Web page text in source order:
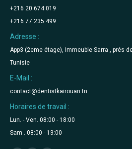
+216 20 674 019
+216 77 235 499
Adresse :
App3 (2eme étage), Immeuble Sarra , prés
Tunisie
E-Mail :
contact@dentistkairouan.tn
Horaires de travail :
Lun. - Ven. 08:00 - 18:00
Sam . 08:00 - 13:00